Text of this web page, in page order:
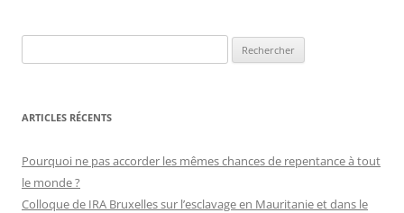
e
h
r
c
h
ARTICLES RÉCENTS
Pourquoi ne pas accorder les mêmes chances de repentance à tout
le monde ?
Colloque de IRA Bruxelles sur l’esclavage en Mauritanie et dans le